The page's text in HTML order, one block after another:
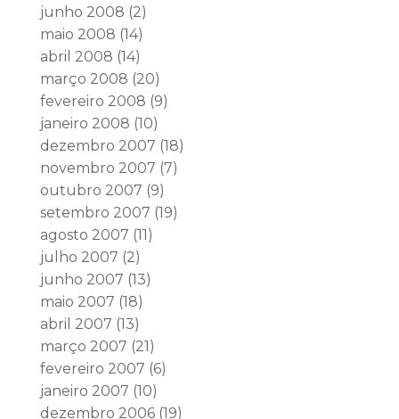
junho 2008 (2)
maio 2008 (14)
abril 2008 (14)
março 2008 (20)
fevereiro 2008 (9)
janeiro 2008 (10)
dezembro 2007 (18)
novembro 2007 (7)
outubro 2007 (9)
setembro 2007 (19)
agosto 2007 (11)
julho 2007 (2)
junho 2007 (13)
maio 2007 (18)
abril 2007 (13)
março 2007 (21)
fevereiro 2007 (6)
janeiro 2007 (10)
dezembro 2006(19)